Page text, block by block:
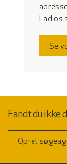
Lad os
Se
Fandt du ikke
Opret